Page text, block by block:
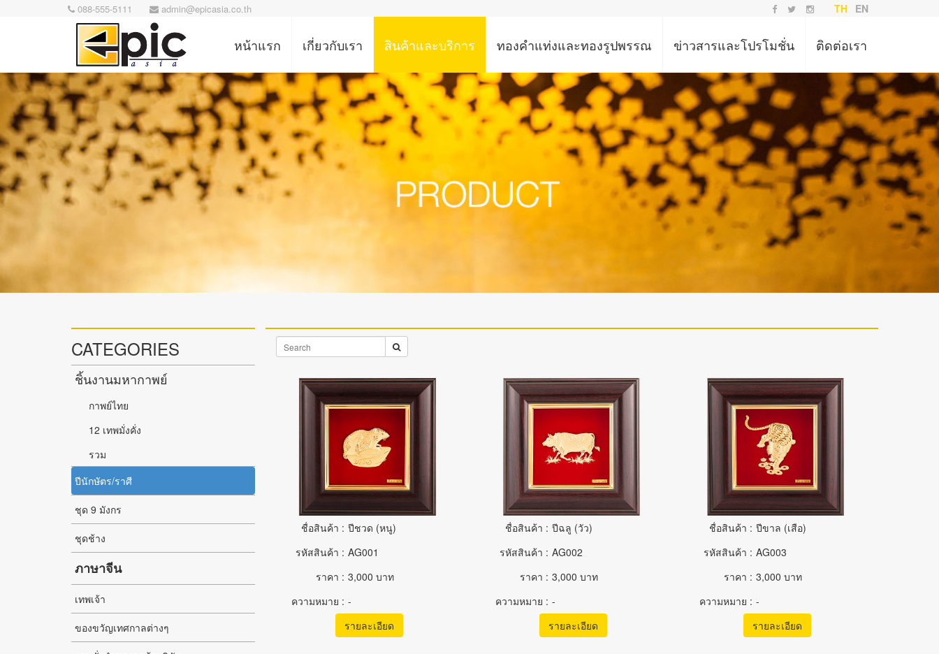
088-555-5111 admin@epicasia.co.th TH EN
หน้าแรก เกี่ยวกับเรา สินค้าและบริการ ทองคำแท่งและทองรูปพรรณ ข่าวสารและโปรโมชั่น ติดต่อเรา
CATEGORIES
ชิ้นงานมหากาพย์
กาพย์ไทย
12 เทพมั่งคั่ง
รวม
ปีนักษัตร/ราศี
ชุด 9 มังกร
ชุดช้าง
ภาษาจีน
เทพเจ้า
ของขวัญเทศกาลต่างๆ
ชื่อสินค้า : ปีชวด (หนู)
รหัสสินค้า : AG001
ราคา : 3,000 บาท
ความหมาย : -
ชื่อสินค้า : ปีฉลู (วัว)
รหัสสินค้า : AG002
ราคา : 3,000 บาท
ความหมาย : -
ชื่อสินค้า : ปีขาล (เสือ)
รหัสสินค้า : AG003
ราคา : 3,000 บาท
ความหมาย : -